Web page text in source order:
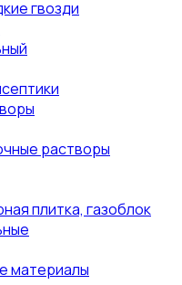
гвозди
растворы
плитка, газоблок
материалы